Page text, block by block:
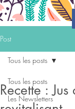
Post
Tous les posts
Les Newsletters
Tous les posts
Recette :